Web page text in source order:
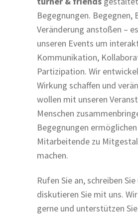
Begegnungen. Begegnen,
Veränderung anstoßen –
unseren Events um
Kommunikation,
Partizipation. Wir
Wirkung schaffen und
wollen mit unseren
Menschen
Begegnungen
Mitarbeitende zu
machen.
Rufen Sie an, schreiben Sie
diskutieren Sie mit uns.
gerne und unterstützen